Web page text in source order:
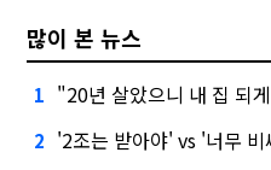
많이 본 뉴스
1 "20년 살았으니 내 집 되
2 '2조는 받아야' vs '너무